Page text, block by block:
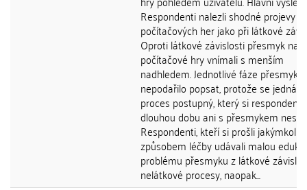
Respondenti nalezli shodné projevy
počítačových her jako při látkové
Oproti látkové závislosti přesmyk na
počítačové hry vnímali s menším
nadhledem. Jednotlivé fáze
nepodařilo popsat, protože se jedná o
proces postupný, který si respondenti
dlouhou dobu ani s přesmykem
Respondenti, kteří si prošli jakýmkoli
způsobem léčby udávali malou
problému přesmyku z látkové
nelátkové procesy, naopak...